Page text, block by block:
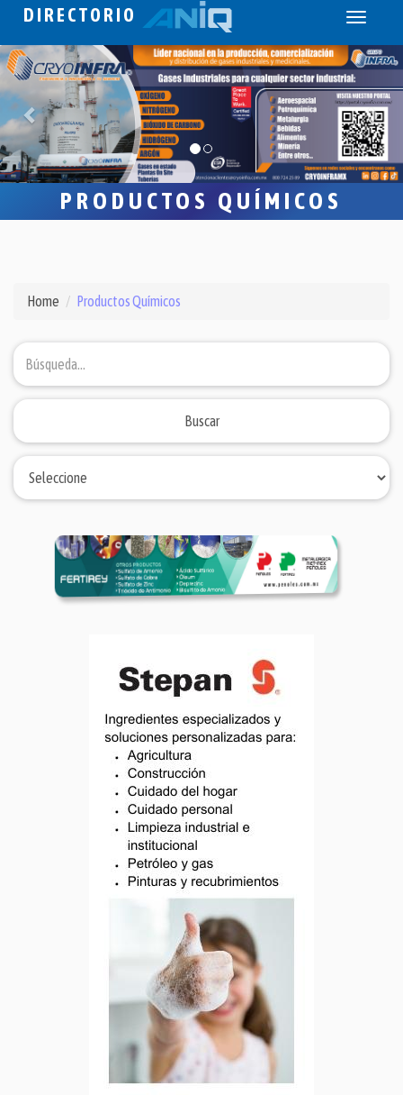
DIRECTORIO
Toggle
PRODUCTOS QUÍMICOS
Home Productos Químicos